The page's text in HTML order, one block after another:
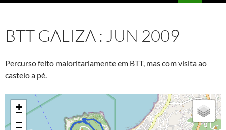
BTT GALIZA : JUN 2009
Percurso feito maioritariamente em BTT, mas com visita ao
castelo a pé.
+
−